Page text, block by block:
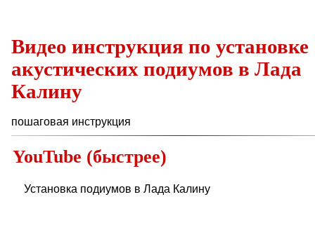
Видео инструкция по установке
акустических подиумов в Лада
Калину
пошаговая инструкция
YouTube (быстрее)
Установка подиумов в Лада Калину